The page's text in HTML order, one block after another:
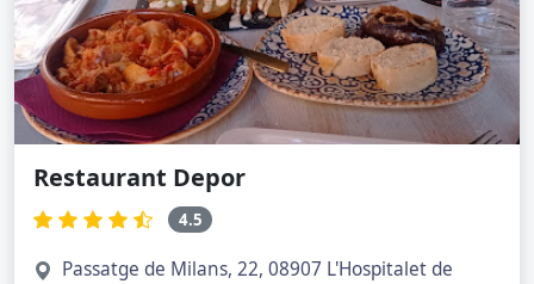
Restaurant Depor
4.5
Passatge de Milans, 22, 08907 L'Hospitalet de